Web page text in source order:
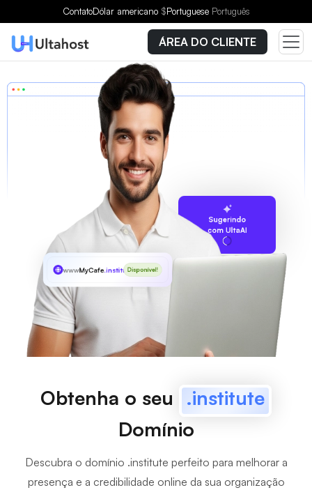
ContatoDólar americano $Portuguese Português
ÁREA DO CLIENTE
Sugerindo
com UltaAI
wwwMyCafe.instituteDisponível!
Obtenha o seu
.institute
Domínio
Descubra o domínio .institute perfeito para melhorar a
presença e a credibilidade online da sua organização